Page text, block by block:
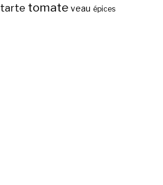
tarte tomate veau épices